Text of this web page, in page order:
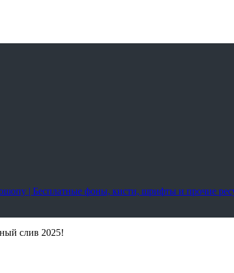
| Бесплатные фоны, кисти, шрифты и прочие
слив 2025!